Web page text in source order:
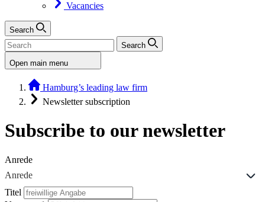
Vacancies
Search
Search
Open main menu
Hamburg’s leading law firm
Newsletter subscription
Subscribe to our newsletter
Anrede
Anrede
Titel